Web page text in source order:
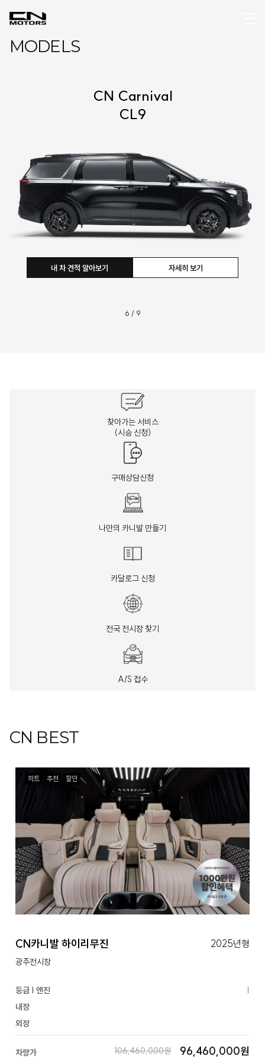
MODELS
CN Carnival
CL9
자세히 보기
내 차 견적 알아보기
6 / 9
찾아가는 서비스
(시승 신청)
구매상담신청
나만의 카니발 만들기
카달로그 신청
전국 전시장 찾기
A/S 접수
CN BEST
히트 추천 할인
CN카니발 하이리무진 2025년형
광주전시장
등급 | 엔진
|
내장
외장
차량가 106,460,000원 96,460,000원